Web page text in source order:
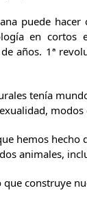
puede
en cortos
años. 1ª
tenía
hemos
animales,
construye